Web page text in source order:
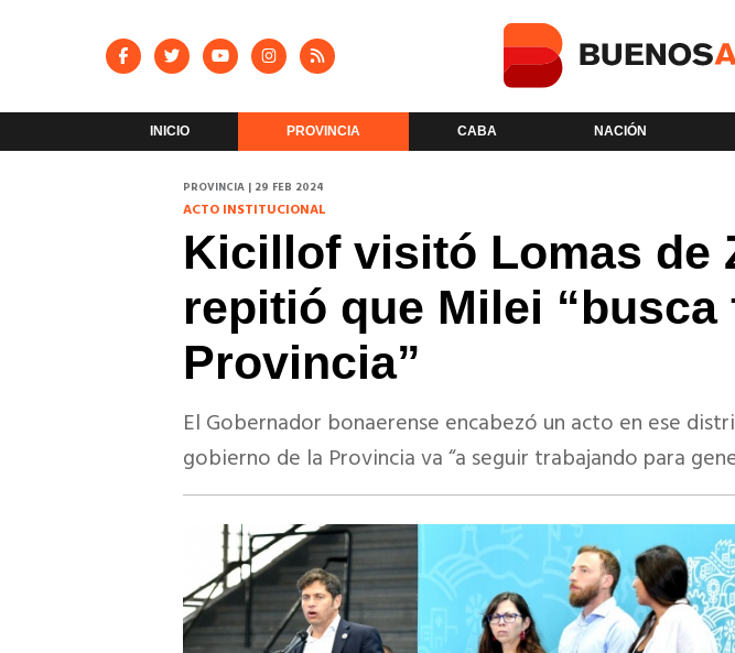
INICIO PROVINCIA CABA NACIÓN
PROVINCIA | 29 FEB 2024
ACTO INSTITUCIONAL
Kicillof visitó Lomas de
repitió que Milei “busca
Provincia”
El Gobernador bonaerense encabezó un acto en ese
gobierno de la Provincia va “a seguir trabajando para